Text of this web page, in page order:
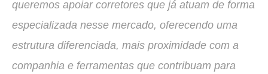
queremos apoiar corretores que já atuam de forma
especializada nesse mercado, oferecendo uma
estrutura diferenciada, mais proximidade com a
companhia e ferramentas que contribuam para